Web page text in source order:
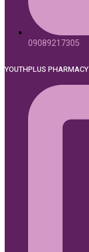
09089217305
YOUTHPLUS PHARMACY